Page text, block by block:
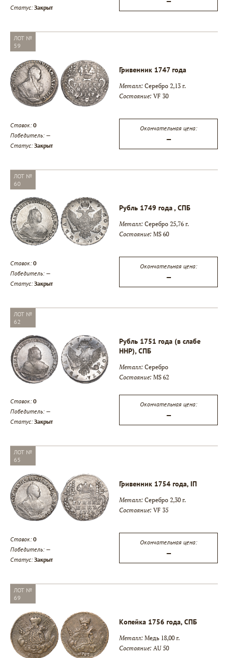
Статус:Закрыт
ЛОТ №
59
Гривенник 1747 года
Металл: Серебро 2,13 г.
Состояние: VF 30
Ставок:0
Победитель: —
Статус:Закрыт
Окончательная цена:
—
ЛОТ №
60
Рубль 1749 года , СПБ
Металл: Серебро 25,76 г.
Состояние: MS 60
Ставок:0
Победитель: —
Статус:Закрыт
Окончательная цена:
—
ЛОТ №
62
Рубль 1751 года (в слабе
ННР), СПБ
Металл: Серебро
Состояние: MS 62
Ставок:0
Победитель: —
Статус:Закрыт
Окончательная цена:
—
ЛОТ №
65
Гривенник 1754 года, IП
Металл: Серебро 2,30 г.
Состояние: VF 35
Ставок:0
Победитель: —
Статус:Закрыт
Окончательная цена:
—
ЛОТ №
69
Копейка 1756 года, СПБ
Металл: Медь 18,00 г.
Состояние: AU 50